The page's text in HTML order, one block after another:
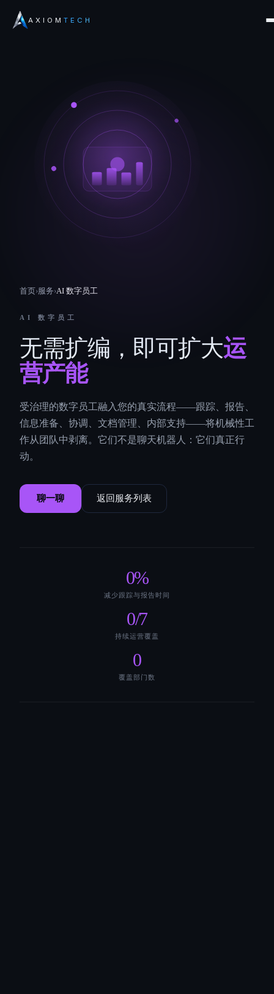
AXIOM TECH
首页›服务›AI 数字员工
AI 数字员工
无需扩编，即可扩大运
营产能
受治理的数字员工融入您的真实流程——跟踪、报告、
信息准备、协调、文档管理、内部支持——将机械性工
作从团队中剥离。它们不是聊天机器人：它们真正行
动。
聊一聊 返回服务列表
0%
减少跟踪与报告时间
0/7
持续运营覆盖
0
覆盖部门数